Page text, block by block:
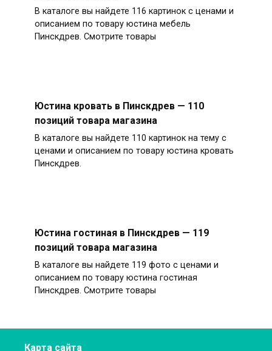
В каталоге вы найдете 116 картинок с ценами и
описанием по товару юстина мебель
Пинскдрев. Смотрите товары
Юстина кровать в Пинскдрев — 110
позиций товара магазина
В каталоге вы найдете 110 картинок на тему с
ценами и описанием по товару юстина кровать
Пинскдрев.
Юстина гостиная в Пинскдрев — 119
позиций товара магазина
В каталоге вы найдете 119 фото с ценами и
описанием по товару юстина гостиная
Пинскдрев. Смотрите товары
Карта сайта